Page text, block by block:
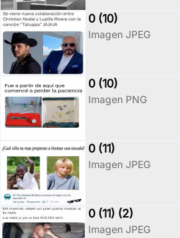
0 (10)
Imagen JPEG
0 (10)
Imagen PNG
0 (11)
Imagen JPEG
0 (11) (2)
Imagen JPEG